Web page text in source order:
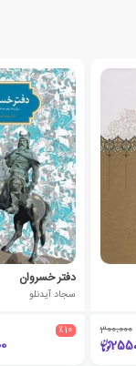
300،000
دفتر خسروان
سجاد آیدنلو
٪10